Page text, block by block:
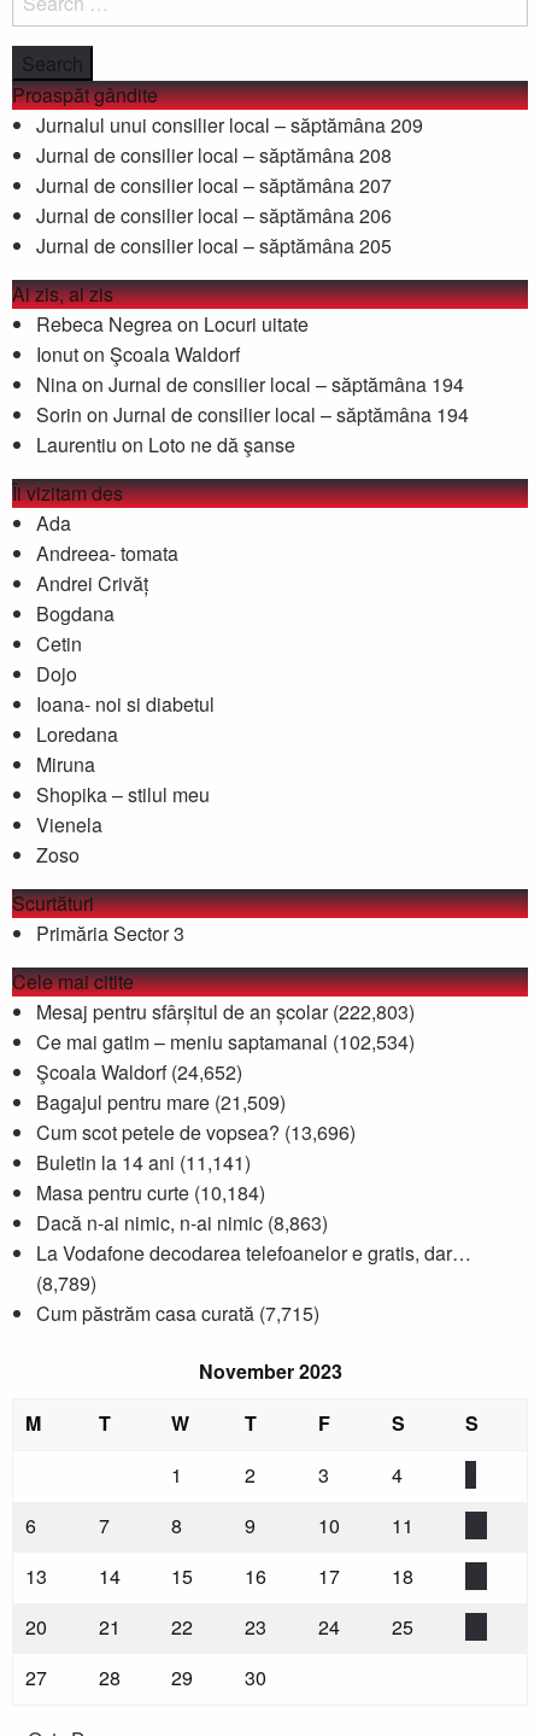
Proaspăt gândite
Jurnalul unui consilier local – săptămâna 209
Jurnal de consilier local – săptămâna 208
Jurnal de consilier local – săptămâna 207
Jurnal de consilier local – săptămâna 206
Jurnal de consilier local – săptămâna 205
Ai zis, ai zis
Rebeca Negreaon Locuri uitate
Ionuton Şcoala Waldorf
Ninaon Jurnal de consilier local – săptămâna 194
Sorin on Jurnal de consilier local – săptămâna 194
Laurentiu on Loto ne dă şanse
Îi vizitam des
Ada
Andreea- tomata
Andrei Crivăț
Bogdana
Cetin
Dojo
Ioana- noi si diabetul
Loredana
Miruna
Shopika – stilul meu
Vienela
Zoso
Scurtături
Primăria Sector 3
Cele mai citite
Mesaj pentru sfârșitul de an școlar (222,803)
Ce mai gatim – meniu saptamanal (102,534)
Şcoala Waldorf (24,652)
Bagajul pentru mare (21,509)
Cum scot petele de vopsea? (13,696)
Buletin la 14 ani (11,141)
Masa pentru curte (10,184)
Dacă n-ai nimic, n-ai nimic (8,863)
La Vodafone decodarea telefoanelor e gratis, dar…
(8,789)
Cum păstrăm casa curată (7,715)
November 2023
M
T W T F S
S
1
2 3 4
6
7 8 9 10 11
13
14 15 16 17 18
20
21 22 23 24 25
27
28 29 30